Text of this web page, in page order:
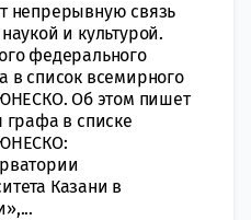
непрерывную связь
и культурой.
федерального
в список всемирного
Об этом пишет
графа в списке
Казани в